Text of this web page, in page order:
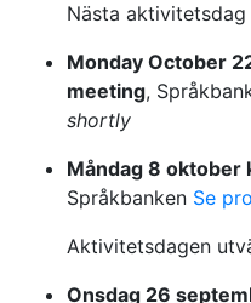
Nästa
Monday October
meeting,
shortly
Måndag 8 oktober
Språkbanken Se
Aktivitetsdagen
Onsdag 26